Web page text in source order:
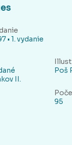
• 1. vydanie
II.
Poš
95